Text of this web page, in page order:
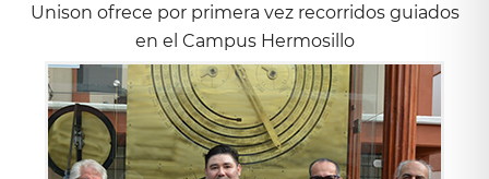
Unison ofrece por primera vez recorridos guiados
en el Campus Hermosillo